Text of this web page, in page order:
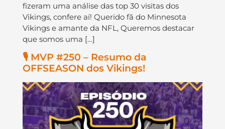
fizeram uma análise das top 30 visitas dos
Vikings, confere aí! Querido fã do Minnesota
Vikings e amante da NFL, Queremos destacar
que somos uma […]
🎙️ MVP #250 – Resumo da
OFFSEASON dos Vikings!